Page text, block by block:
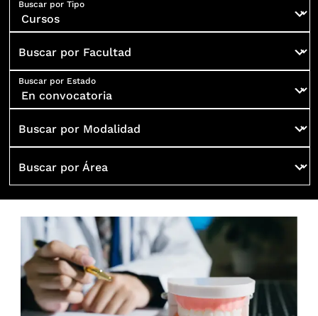
Buscar por Tipo
Buscar por Facultad
Buscar por Estado
Buscar por Modalidad
Buscar por Área